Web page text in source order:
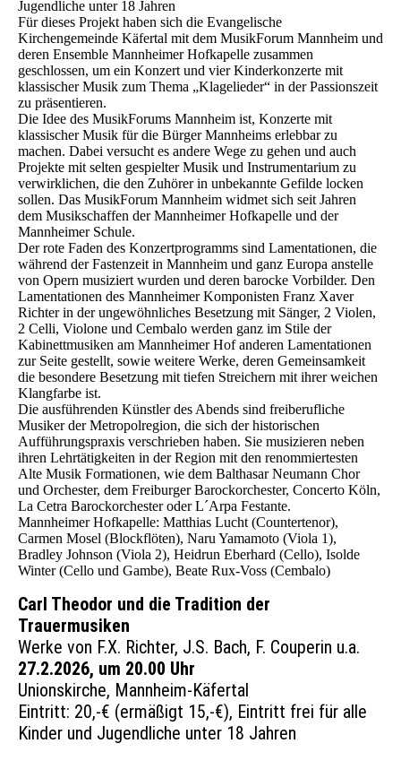
Jugendliche unter 18 Jahren
Für dieses Projekt haben sich die Evangelische
Kirchengemeinde Käfertal mit dem MusikForum Mannheim und
deren Ensemble Mannheimer Hofkapelle zusammen
geschlossen, um ein Konzert und vier Kinderkonzerte mit
klassischer Musik zum Thema „Klagelieder“ in der Passionszeit
zu präsentieren.
Die Idee des MusikForums Mannheim ist, Konzerte mit
klassischer Musik für die Bürger Mannheims erlebbar zu
machen. Dabei versucht es andere Wege zu gehen und auch
Projekte mit selten gespielter Musik und Instrumentarium zu
verwirklichen, die den Zuhörer in unbekannte Gefilde locken
sollen. Das MusikForum Mannheim widmet sich seit Jahren
dem Musikschaffen der Mannheimer Hofkapelle und der
Mannheimer Schule.
Der rote Faden des Konzertprogramms sind Lamentationen, die
während der Fastenzeit in Mannheim und ganz Europa anstelle
von Opern musiziert wurden und deren barocke Vorbilder. Den
Lamentationen des Mannheimer Komponisten Franz Xaver
Richter in der ungewöhnliches Besetzung mit Sänger, 2 Violen,
2 Celli, Violone und Cembalo werden ganz im Stile der
Kabinettmusiken am Mannheimer Hof anderen Lamentationen
zur Seite gestellt, sowie weitere Werke, deren Gemeinsamkeit
die besondere Besetzung mit tiefen Streichern mit ihrer weichen
Klangfarbe ist.
Die ausführenden Künstler des Abends sind freiberufliche
Musiker der Metropolregion, die sich der historischen
Aufführungspraxis verschrieben haben. Sie musizieren neben
ihren Lehrtätigkeiten in der Region mit den renommiertesten
Alte Musik Formationen, wie dem Balthasar Neumann Chor
und Orchester, dem Freiburger Barockorchester, Concerto Köln,
La Cetra Barockorchester oder L´Arpa Festante.
Mannheimer Hofkapelle: Matthias Lucht (Countertenor),
Carmen Mosel (Blockflöten), Naru Yamamoto (Viola 1),
Bradley Johnson (Viola 2), Heidrun Eberhard (Cello), Isolde
Winter (Cello und Gambe), Beate Rux-Voss (Cembalo)
Carl Theodor und die Tradition der
Trauermusiken
Werke von F.X. Richter, J.S. Bach, F. Couperin u.a.
27.2.2026, um 20.00 Uhr
Unionskirche, Mannheim-Käfertal
Eintritt: 20,-€ (ermäßigt 15,-€), Eintritt frei für alle
Kinder und Jugendliche unter 18 Jahren